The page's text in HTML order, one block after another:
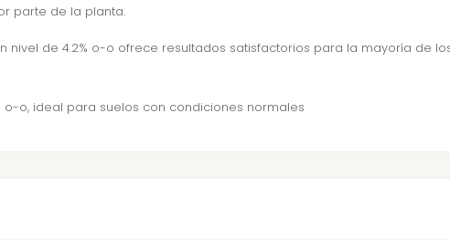
parte de la planta.
de 4.2% o-o ofrece resultados satisfactorios para la mayoría de